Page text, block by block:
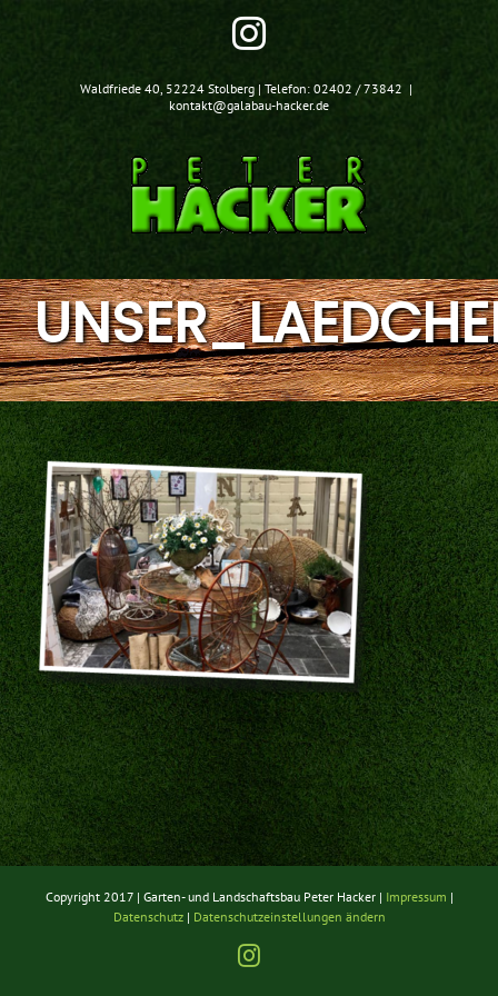
Instagram
Waldfriede 40, 52224 Stolberg | Telefon: 02402 / 73842 |
kontakt@galabau-hacker.de
Copyright 2017 | Garten- und Landschaftsbau Peter Hacker | Impressum |
Datenschutz| Datenschutzeinstellungen ändern
Instagram